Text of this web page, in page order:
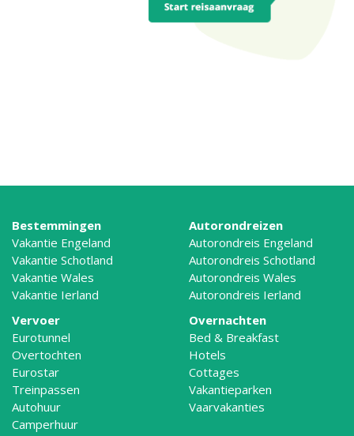
Bestemmingen
Vakantie Engeland
Vakantie Schotland
Vakantie Wales
Vakantie Ierland
Autorondreizen
Autorondreis Engeland
Autorondreis Schotland
Autorondreis Wales
Autorondreis Ierland
Vervoer
Eurotunnel
Overtochten
Eurostar
Treinpassen
Autohuur
Camperhuur
Overnachten
Bed & Breakfast
Hotels
Cottages
Vakantieparken
Vaarvakanties